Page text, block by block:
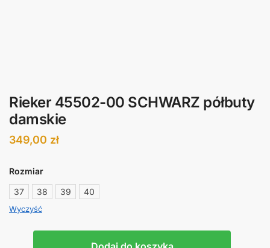
Rieker 45502-00 SCHWARZ półbuty
damskie
349,00 zł
Rozmiar
37
38 39 40
Wyczyść